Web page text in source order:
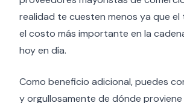
realidad te cuesten menos ya que
el costo más importante en la
hoy en día.
Como beneficio adicional, puedes
y orgullosamente de dónde